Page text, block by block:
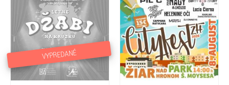
VYPREDANÉ